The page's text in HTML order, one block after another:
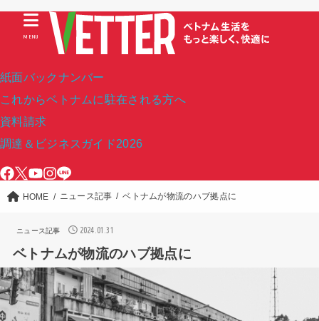
紙面バックナンバー
これからベトナムに駐在される方へ
資料請求
調達＆ビジネスガイド2026
MENU
HOME ニュース記事 ベトナムが物流のハブ拠点に
ニュース記事 2024.01.31
ベトナムが物流のハブ拠点に